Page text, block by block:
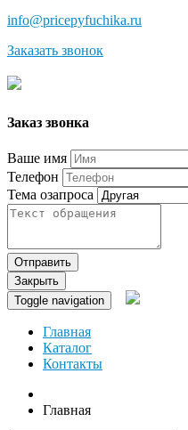
info@pricepyfuchika.ru
Заказать звонок
Заказ звонка
Ваше имя
Телефон
Тема озапроса
Отправить
Закрыть
Toggle navigation
Главная
Каталог
Контакты
Главная